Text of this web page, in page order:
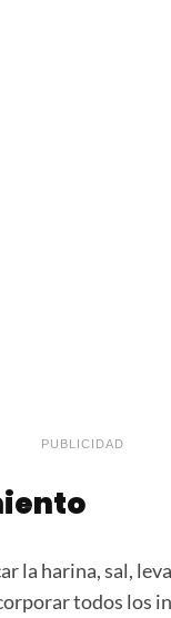
PUBLICIDAD
la harina, sal,
todos los